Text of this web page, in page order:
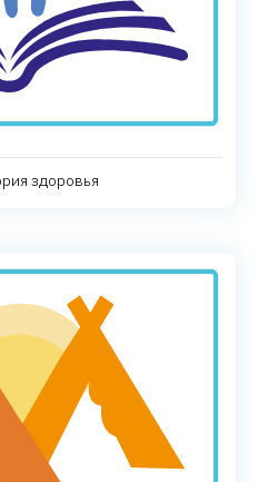
здоровья